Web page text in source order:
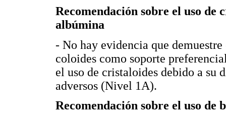
Recomendación sobre el uso de
albúmina
- No hay evidencia que
coloides como soporte
el uso de cristaloides debido a su
adversos (Nivel 1A).
Recomendación sobre el uso de